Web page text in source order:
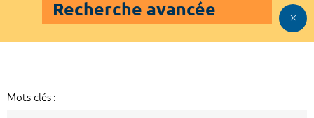
Recherche avancée
Mots-clés :